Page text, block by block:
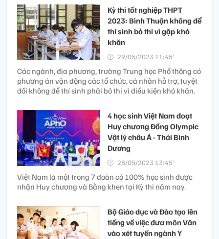
Kỳ thi tốt nghiệp THPT
2023: Bình Thuận không để
thí sinh bỏ thi vì gặp khó
khăn
29/05/2023 11:45’
Các ngành, địa phương, trường Trung học Phổ thông có
phương án vận động các tổ chức, cá nhân hỗ trợ, tuyệt
đối không để thí sinh phải bỏ thi vì điều kiện khó khăn.
4 học sinh Việt Nam đoạt
Huy chương Đồng Olympic
Vật lý châu Á - Thái Bình
Dương
28/05/2023 13:45’
Việt Nam là một trong 7 đoàn có 100% học sinh được
nhận Huy chương và Bằng khen tại Kỳ thi năm nay.
Bộ Giáo dục và Đào tạo lên
tiếng về việc đưa môn Văn
vào xét tuyển ngành Y